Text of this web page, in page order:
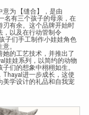
为 【缝合】，是由
名有三个孩子的母亲，在
刃有余。这个品牌开始时
，以及在行动管制令
子们手工制作小娃娃角色
。
她的工艺技术，并推出了
娃娃系列，以简约的动物
们的想象中栩栩如生。
Thayal进一步成长，这使
美学设计的礼品和自我宠